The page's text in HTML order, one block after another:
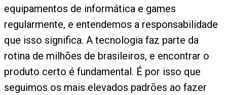
equipamentos de informática e games
regularmente, e entendemos a responsabilidade
que isso significa. A tecnologia faz parte da
rotina de milhões de brasileiros, e encontrar o
produto certo é fundamental. É por isso que
seguimos os mais elevados padrões ao fazer